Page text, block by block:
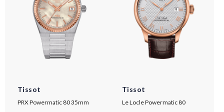
Tissot
PRX Powermatic 80 35mm
Tissot
Le Locle Powermatic 80